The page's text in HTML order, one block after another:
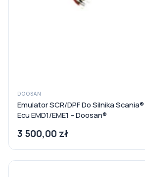
DOOSAN
Emulator SCR/DPF Do Silnika
Ecu EMD1/EME1 – Doosan®
3 500,00 zł